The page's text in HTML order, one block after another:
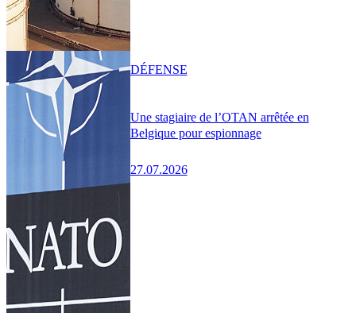
Une stagiaire de l’OTAN arrêtée en
Belgique pour espionnage
27.07.2026
DÉFENSE